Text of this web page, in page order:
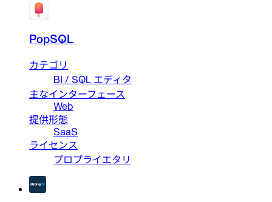
PopSQL
カテゴリ
BI / SQL エディタ
主なインターフェース
Web
提供形態
SaaS
ライセンス
プロプライエタリ